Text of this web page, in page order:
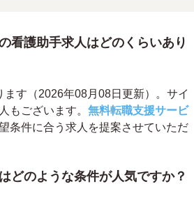
看護助手求人はどのくらいあり
す（2026年08月08日更新）。サイ
もございます。 無料転職支援サービ
条件に合う求人を提案させていただ
どのような条件が人気ですか？